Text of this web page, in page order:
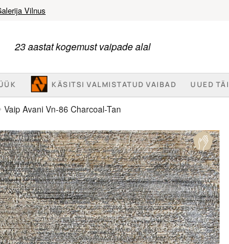
Vilnus
23 aastat kogemust vaipade alal
KÄSITSI VALMISTATUD VAIBAD UUED
Vaip Avani Vn-86 Charcoal-Tan